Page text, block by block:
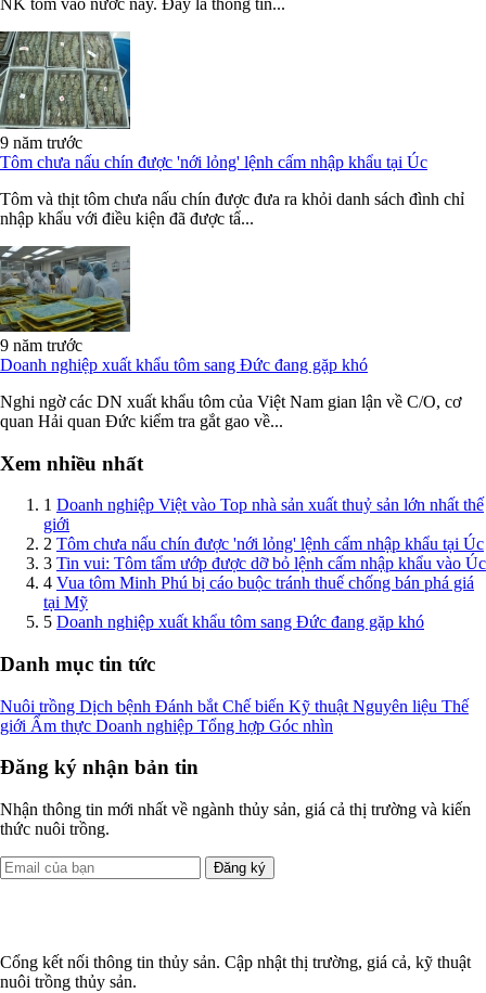
9 năm trước
Tôm chưa nấu chín được 'nới lỏng' lệnh cấm nhập khẩu tại Úc
Tôm và thịt tôm chưa nấu chín được đưa ra khỏi danh sách đình chỉ
nhập khẩu với điều kiện đã được tẩ...
9 năm trước
Doanh nghiệp xuất khẩu tôm sang Đức đang gặp khó
Nghi ngờ các DN xuất khẩu tôm của Việt Nam gian lận về C/O, cơ
quan Hải quan Đức kiểm tra gắt gao về...
Xem nhiều nhất
1 Doanh nghiệp Việt vào Top nhà sản xuất thuỷ sản lớn nhất thế
giới
2 Tôm chưa nấu chín được 'nới lỏng' lệnh cấm nhập khẩu tại Úc
3 Tin vui: Tôm tẩm ướp được dỡ bỏ lệnh cấm nhập khẩu vào Úc
4 Vua tôm Minh Phú bị cáo buộc tránh thuế chống bán phá giá
tại Mỹ
5 Doanh nghiệp xuất khẩu tôm sang Đức đang gặp khó
Danh mục tin tức
Nuôi trồng Dịch bệnh Đánh bắt Chế biến Kỹ thuật Nguyên liệu Thế
giới Ẩm thực Doanh nghiệp Tổng hợp Góc nhìn
Đăng ký nhận bản tin
Nhận thông tin mới nhất về ngành thủy sản, giá cả thị trường và kiến
thức nuôi trồng.
Đăng ký
Cổng kết nối thông tin thủy sản. Cập nhật thị trường, giá cả, kỹ thuật
nuôi trồng thủy sản.